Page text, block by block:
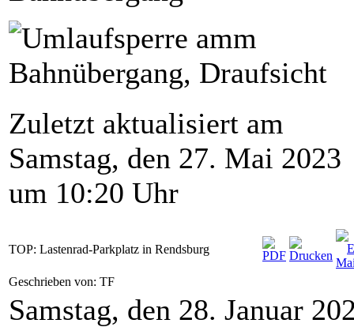
Zuletzt aktualisiert am
Samstag, den 27. Mai 2023
um 10:20 Uhr
TOP: Lastenrad-Parkplatz in Rendsburg
Geschrieben von: TF
Samstag, den 28. Januar